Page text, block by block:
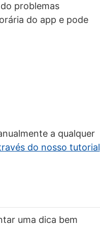
problemas
do app e pode
a qualquer
do nosso tutorial
uma dica bem